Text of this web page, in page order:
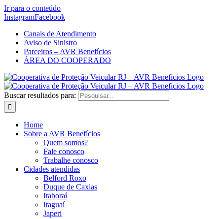
Ir para o conteúdo
InstagramFacebook
Canais de Atendimento
Aviso de Sinistro
Parceiros – AVR Benefícios
ÁREA DO COOPERADO
Buscar resultados para:
Home
Sobre a AVR Benefícios
Quem somos?
Fale conosco
Trabalhe conosco
Cidades atendidas
Belford Roxo
Duque de Caxias
Itaboraí
Itaguaí
Japeri